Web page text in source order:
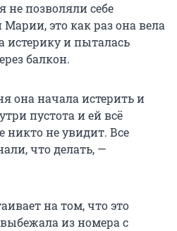
не позволяли себе
это как раз она вела
истерику и пыталась
балкон.
она начала истерить и
пустота и ей всё
никто не увидит. Все
что делать, —
на том, что это
из номера с